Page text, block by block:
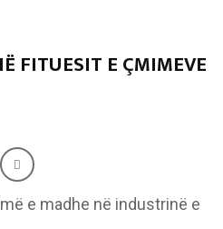
FITUESIT E ÇMIMEVE
e madhe në industrinë e